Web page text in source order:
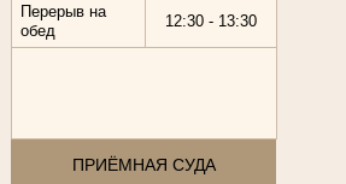
Перерыв на
обед
12:30 - 13:30
ПРИЁМНАЯ СУДА